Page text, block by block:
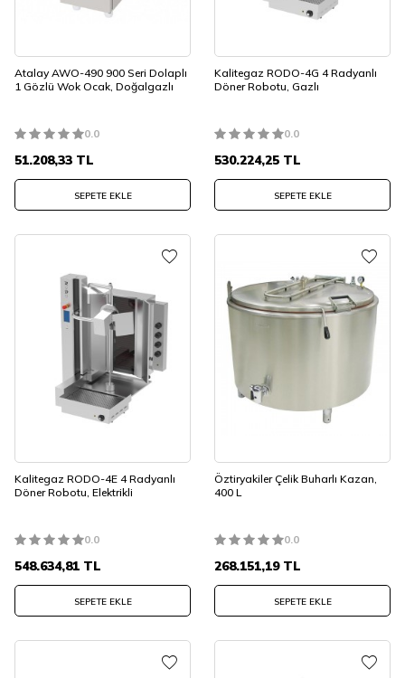
Atalay AWO-490 900 Seri Dolaplı
1 Gözlü Wok Ocak, Doğalgazlı
0.0
51.208,33 TL
SEPETE EKLE
Kalitegaz RODO-4G 4 Radyanlı
Döner Robotu, Gazlı
0.0
530.224,25 TL
SEPETE EKLE
Kalitegaz RODO-4E 4 Radyanlı
Döner Robotu, Elektrikli
0.0
548.634,81 TL
SEPETE EKLE
Öztiryakiler Çelik Buharlı Kazan,
400 L
0.0
268.151,19TL
SEPETE EKLE